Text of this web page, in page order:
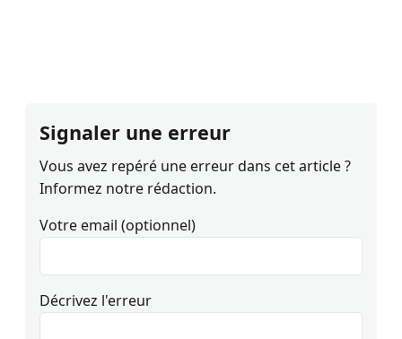
Signaler une erreur
Vous avez repéré une erreur dans cet article ?
Informez notre rédaction.
Votre email (optionnel)
Décrivez l'erreur